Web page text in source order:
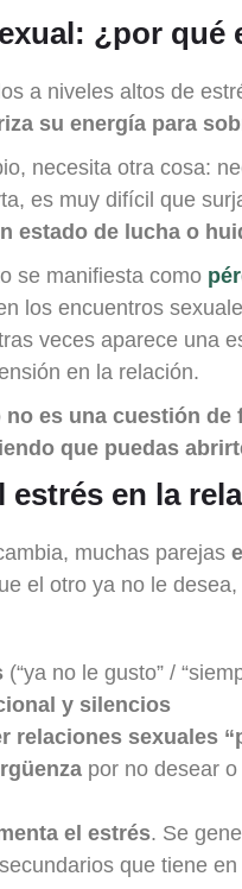
¿por qué
a niveles altos de
su energía para
necesita otra cosa:
es muy difícil que
estado de lucha o
se manifiesta como
los encuentros
veces aparece una
en la relación.
no es una cuestión de
que puedas
en la
muchas parejas
el otro ya no le
(“ya no le gusto” /
y silencios
relaciones sexuales
por no desear
el estrés. Se
que tiene